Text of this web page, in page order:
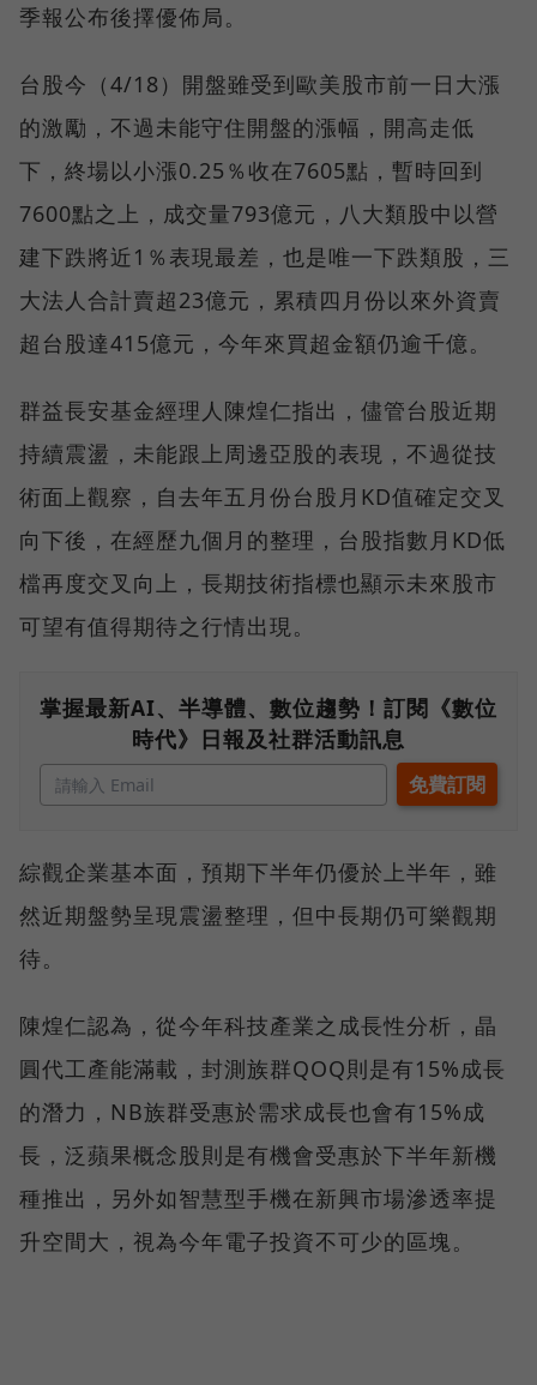
季報公布後擇優佈局。
台股今（4/18）開盤雖受到歐美股市前一日大漲
的激勵，不過未能守住開盤的漲幅，開高走低
下，終場以小漲0.25％收在7605點，暫時回到
7600點之上，成交量793億元，八大類股中以營
建下跌將近1％表現最差，也是唯一下跌類股，三
大法人合計賣超23億元，累積四月份以來外資賣
超台股達415億元，今年來買超金額仍逾千億。
群益長安基金經理人陳煌仁指出，儘管台股近期
持續震盪，未能跟上周邊亞股的表現，不過從技
術面上觀察，自去年五月份台股月KD值確定交叉
向下後，在經歷九個月的整理，台股指數月KD低
檔再度交叉向上，長期技術指標也顯示未來股市
可望有值得期待之行情出現。
掌握最新AI、半導體、數位趨勢！訂閱《數位
時代》日報及社群活動訊息
綜觀企業基本面，預期下半年仍優於上半年，雖
然近期盤勢呈現震盪整理，但中長期仍可樂觀期
待。
陳煌仁認為，從今年科技產業之成長性分析，晶
圓代工產能滿載，封測族群QOQ則是有15%成長
的潛力，NB族群受惠於需求成長也會有15%成
長，泛蘋果概念股則是有機會受惠於下半年新機
種推出，另外如智慧型手機在新興市場滲透率提
升空間大，視為今年電子投資不可少的區塊。